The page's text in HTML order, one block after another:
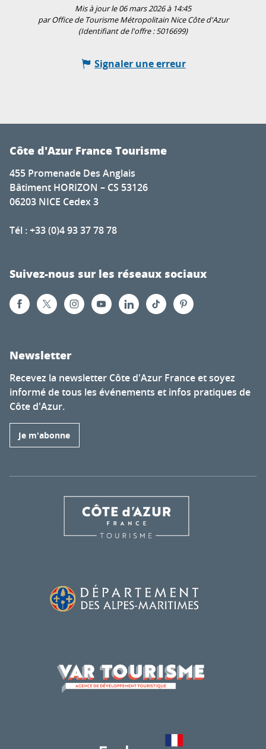
Mis à jour le 06 mars 2026 à 14:45
par Office de Tourisme Métropolitain Nice Côte d'Azur
(Identifiant de l'offre :5016699)
Signaler une erreur
Côte d'Azur France Tourisme
455 Promenade Des Anglais
Bâtiment HORIZON – CS 53126
06203 NICE Cedex 3
Tél : +33 (0)4 93 37 78 78
Suivez-nous sur les réseaux sociaux
Newsletter
Recevez la newsletter Côte d'Azur France et soyez
informé de tous les événements et infos pratiques de
Côte d'Azur.
Je m'abonne